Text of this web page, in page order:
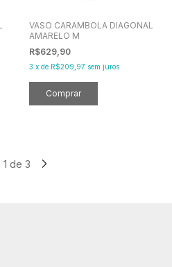
VASO CARAMBOLA DIAGONAL
AMARELO M
R$629,90
3 x de R$209,97 sem juros
1 de 3